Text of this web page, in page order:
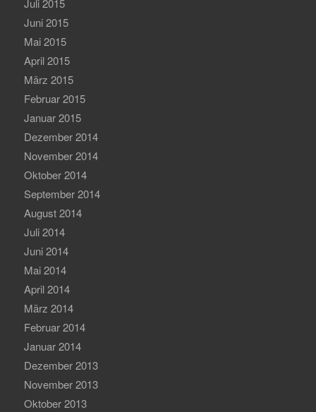
Juli 2015
Juni 2015
Mai 2015
April 2015
März 2015
Februar 2015
Januar 2015
Dezember 2014
November 2014
Oktober 2014
September 2014
August 2014
Juli 2014
Juni 2014
Mai 2014
April 2014
März 2014
Februar 2014
Januar 2014
Dezember 2013
November 2013
Oktober 2013